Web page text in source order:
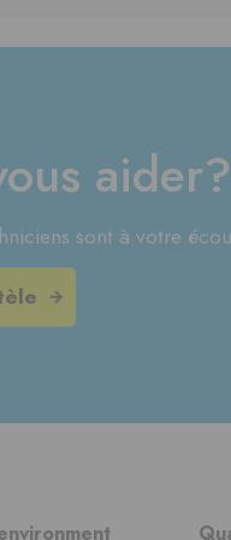
aider?
sont à votre